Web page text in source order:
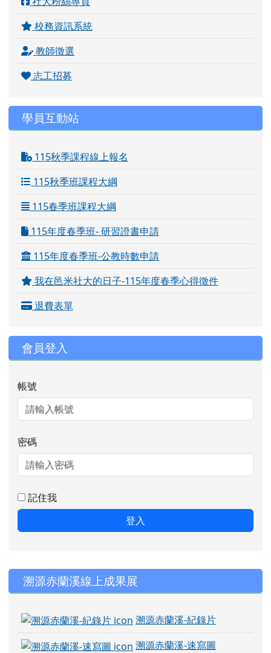
校務資訊系統
教師徵選
志工招募
學員互動站
115秋季課程線上報名
115秋季班課程大綱
115春季班課程大綱
115年度春季班- 研習證書申請
115年度春季班-公教時數申請
我在邑米社大的日子-115年度春季心得徵件
退費表單
會員登入
帳號
密碼
記住我
登入
右邊區域內容
溯源赤蘭溪線上成果展
溯源赤蘭溪-紀錄片
溯源赤蘭溪-速寫圖